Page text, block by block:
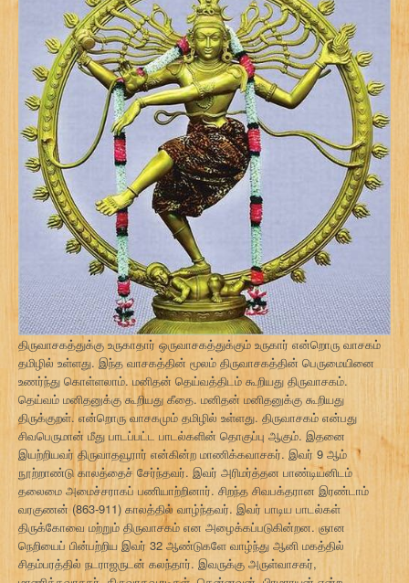
திருவாசகத்துக்கு உருகாதார் ஒருவாசகத்துக்கும் உருகார் என்றொரு வாசகம்
தமிழில் உள்ளது. இந்த வாசகத்தின் மூலம் திருவாசகத்தின் பெருமையினை
உணர்ந்து கொள்ளலாம். மனிதன் தெய்வத்திடம் கூறியது திருவாசகம்.
தெய்வம் மனிதனுக்கு கூறியது கீதை. மனிதன் மனிதனுக்கு கூறியது
திருக்குறள். என்றொரு வாசகமும் தமிழில் உள்ளது. திருவாசகம் என்பது
சிவபெருமான் மீது பாடப்பட்ட பாடல்களின் தொகுப்பு ஆகும். இதனை
இயற்றியவர் திருவாதவூரார் என்கின்ற மாணிக்கவாசகர். இவர் 9 ஆம்
நூற்றாண்டு காலத்தைச் சேர்ந்தவர். இவர் அரிமர்த்தன பாண்டியனிடம்
தலைமை அமைச்சராகப் பணியாற்றினார். சிறந்த சிவபக்தரான இரண்டாம்
வரகுணன் (863-911) காலத்தில் வாழ்ந்தவர். இவர் பாடிய பாடல்கள்
திருக்கோவை மற்றும் திருவாசகம் என அழைக்கப்படுகின்றன. ஞான
நெறியைப் பின்பற்றிய இவர் 32 ஆண்டுகளே வாழ்ந்து ஆனி மகத்தில்
சிதம்பரத்தில் நடராஜருடன் கலந்தார். இவருக்கு அருள்வாசகர்,